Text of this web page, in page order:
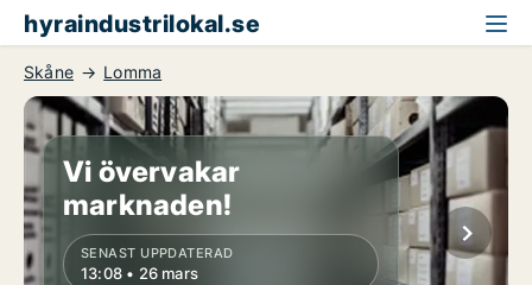
hyraindustrilokal.se
Skåne Lomma
Vi övervakar
marknaden!
SENAST UPPDATERAD
13:08 • 26 mars